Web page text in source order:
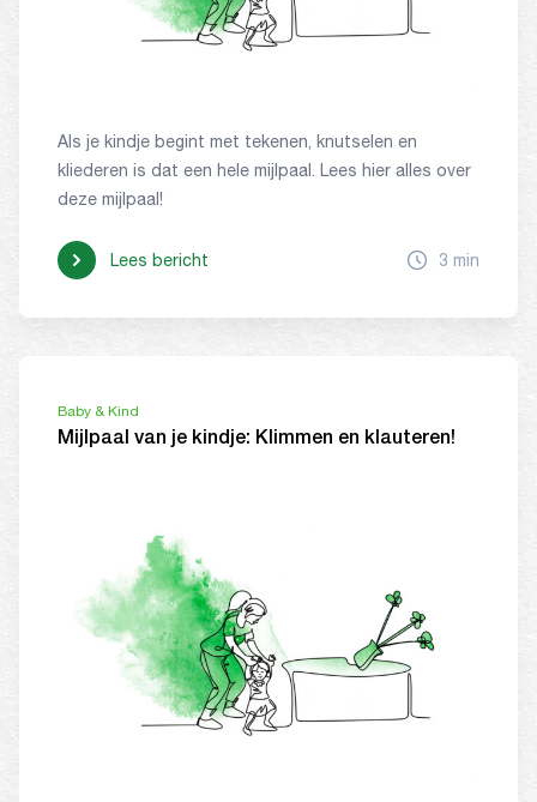
Als je kindje begint met tekenen, knutselen en
kliederen is dat een hele mijlpaal. Lees hier alles over
deze mijlpaal!
Lees bericht 3 min
Baby & Kind
Mijlpaal van je kindje: Klimmen en klauteren!